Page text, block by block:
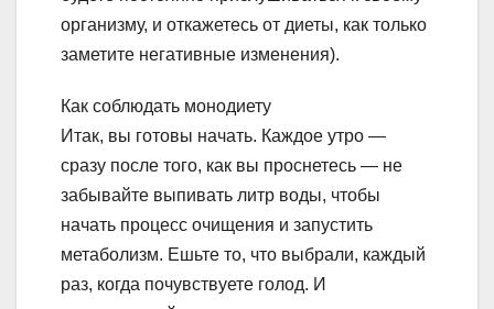
организму, и откажетесь от диеты, как только
заметите негативные изменения).
Как соблюдать монодиету
Итак, вы готовы начать. Каждое утро —
сразу после того, как вы проснетесь — не
забывайте выпивать литр воды, чтобы
начать процесс очищения и запустить
метаболизм. Ешьте то, что выбрали, каждый
раз, когда почувствуете голод. И